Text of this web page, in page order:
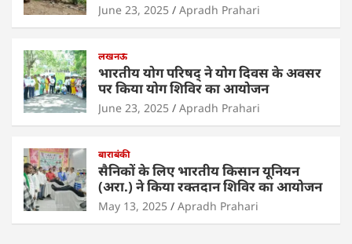
June 23, 2025 Apradh Prahari
लखनऊ
भारतीय योग परिषद् ने योग दिवस के अवसर
पर किया योग शिविर का आयोजन
June 23, 2025 Apradh Prahari
बाराबंकी
सैनिकों के लिए भारतीय किसान यूनियन
(अरा.) ने किया रक्तदान शिविर का आयोजन
May 13, 2025 Apradh Prahari